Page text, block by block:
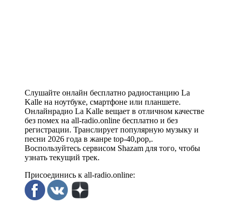
Слушайте онлайн бесплатно радиостанцию La
Kalle на ноутбуке, смартфоне или планшете.
Онлайнрадио La Kalle вещает в отличном качестве
без помех на all-radio.online бесплатно и без
регистрации. Транслирует популярную музыку и
песни 2026 года в жанре top-40,pop,.
Воспользуйтесь сервисом Shazam для того, чтобы
узнать текущий трек.
Присоединись к all-radio.online: